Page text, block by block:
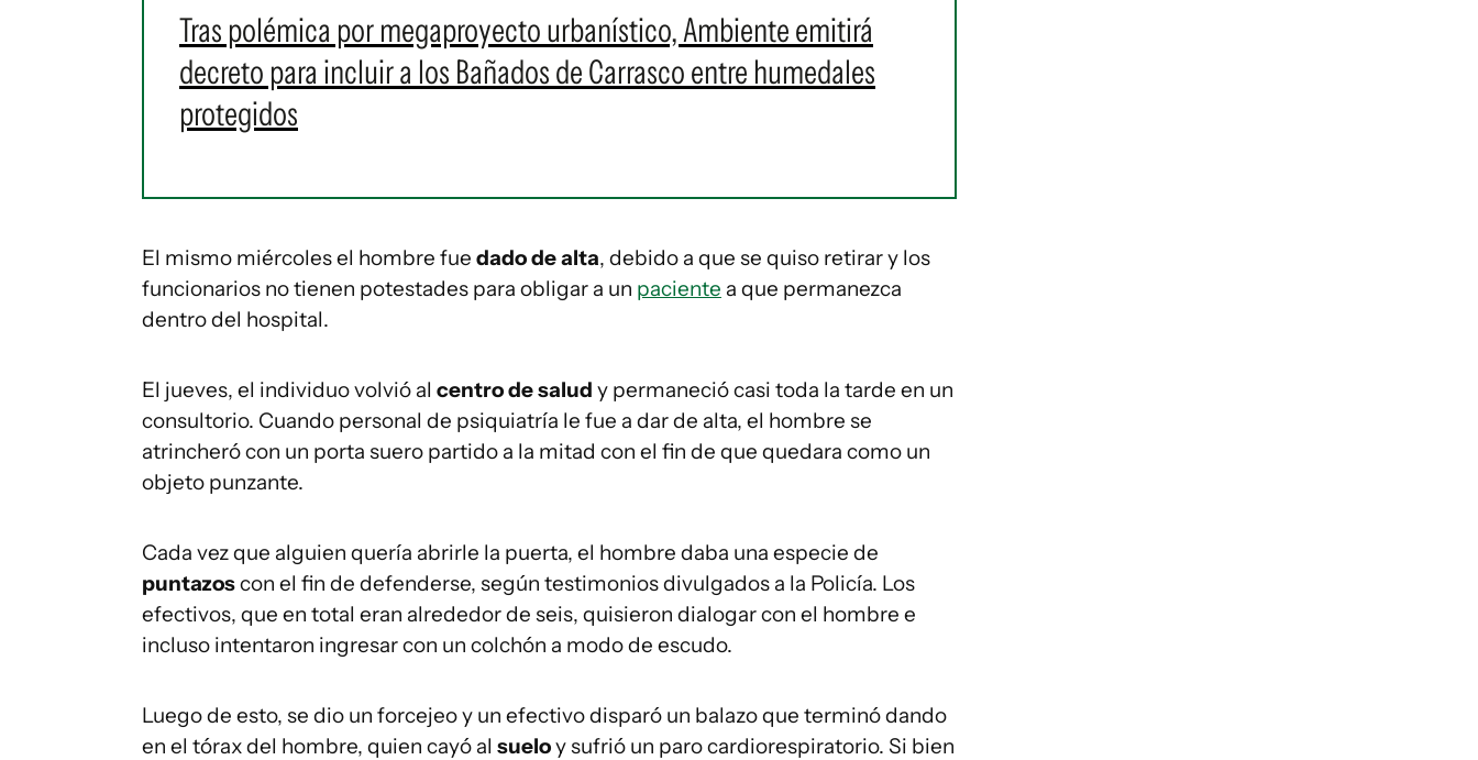
Tras polémica por megaproyecto urbanístico, Ambiente emitirá
decreto para incluir a los Bañados de Carrasco entre humedales
protegidos
El mismo miércoles el hombre fue dado de alta, debido a que se quiso retirar y los
funcionarios no tienen potestades para obligar a un paciente a que permanezca
dentro del hospital.
El jueves, el individuo volvió al centro de salud y permaneció casi toda la tarde en un
consultorio. Cuando personal de psiquiatría le fue a dar de alta, el hombre se
atrincheró con un porta suero partido a la mitad con el fin de que quedara como un
objeto punzante.
Cada vez que alguien quería abrirle la puerta, el hombre daba una especie de
puntazoscon el fin de defenderse, según testimonios divulgados a la Policía. Los
efectivos, que en total eran alrededor de seis, quisieron dialogar con el hombre e
incluso intentaron ingresar con un colchón a modo de escudo.
Luego de esto, se dio un forcejeo y un efectivo disparó un balazo que terminó dando
en el tórax del hombre, quien cayó al sueloy sufrió un paro cardiorespiratorio. Si bien